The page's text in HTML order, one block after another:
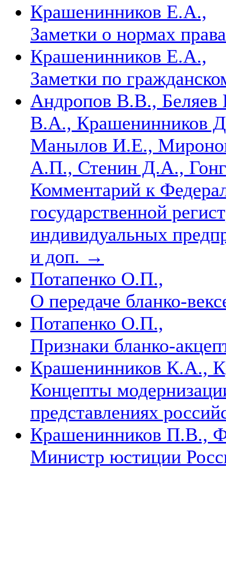
Крашенинников Е.А.,
Заметки о нормах
Крашенинников Е.А.,
Заметки по
Андропов В.В.,
В.А., Крашенинников
Манылов И.Е.,
А.П., Стенин Д.А.,
Комментарий к
государственной
индивидуальных
и доп. →
Потапенко О.П.,
О передаче бланко-
Потапенко О.П.,
Признаки бланко-
Крашенинников К.А.,
Концепты
представлениях
Крашенинников П.В.,
Министр юстиции